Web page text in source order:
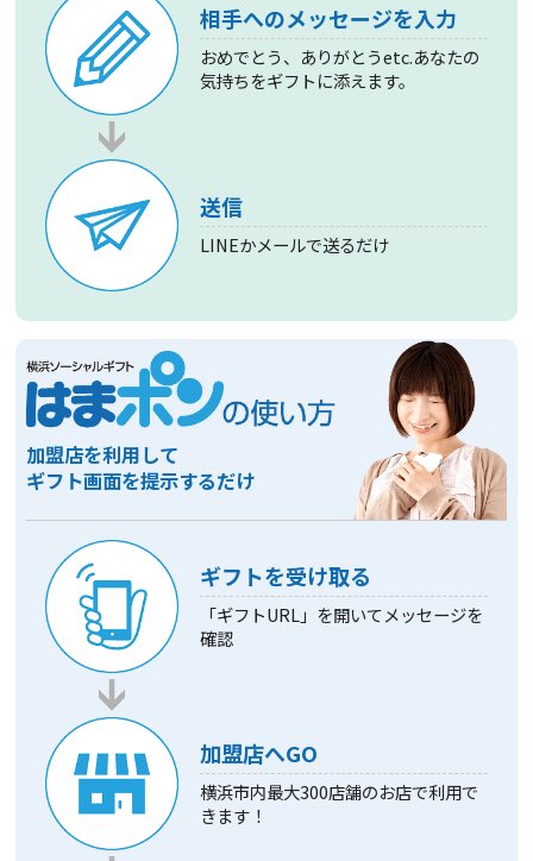
相手へのメッセージを入力
おめでとう、ありがとうetc.あなたの
気持ちをギフトに添えます。
送信
LINEかメールで送るだけ
加盟店を利用して
ギフト画面を提示するだけ
ギフトを受け取る
「ギフトURL」を開いてメッセージを
確認
加盟店へGO
横浜市内最大300店舗のお店で利用で
きます！